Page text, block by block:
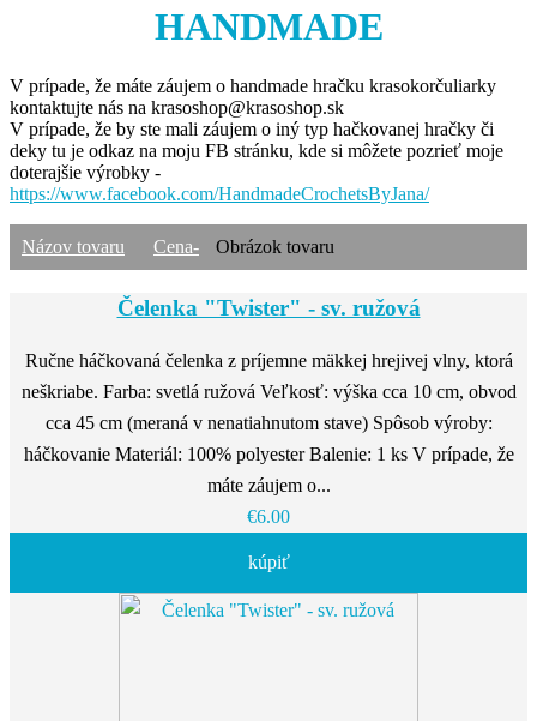
HANDMADE
V prípade, že máte záujem o handmade hračku krasokorčuliarky
kontaktujte nás na krasoshop@krasoshop.sk
V prípade, že by ste mali záujem o iný typ hačkovanej hračky či
deky tu je odkaz na moju FB stránku, kde si môžete pozrieť moje
doterajšie výrobky -
https://www.facebook.com/HandmadeCrochetsByJana/
Názov tovaru Cena- Obrázok tovaru
Čelenka "Twister" - sv. ružová
Ručne háčkovaná čelenka z príjemne mäkkej hrejivej vlny, ktorá
neškriabe. Farba: svetlá ružová Veľkosť: výška cca 10 cm, obvod
cca 45 cm (meraná v nenatiahnutom stave) Spôsob výroby:
háčkovanie Materiál: 100% polyester Balenie: 1 ks V prípade, že
máte záujem o...
€6.00
kúpiť